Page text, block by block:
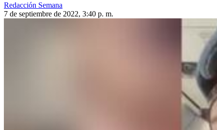
Redacción Semana
7 de septiembre de 2022, 3:40 p. m.